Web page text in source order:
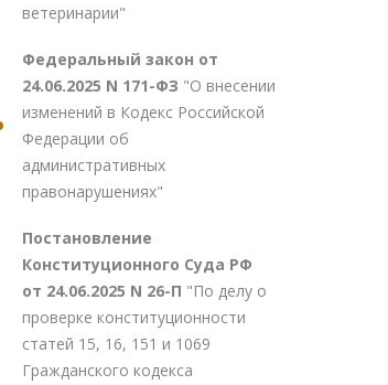
ветеринарии"
Федеральный закон от
24.06.2025 N 171-ФЗ "О внесении
изменений в Кодекс Российской
Федерации об
административных
правонарушениях"
Постановление
Конституционного Суда РФ
от 24.06.2025 N 26-П "По делу о
проверке конституционности
статей 15, 16, 151 и 1069
Гражданского кодекса